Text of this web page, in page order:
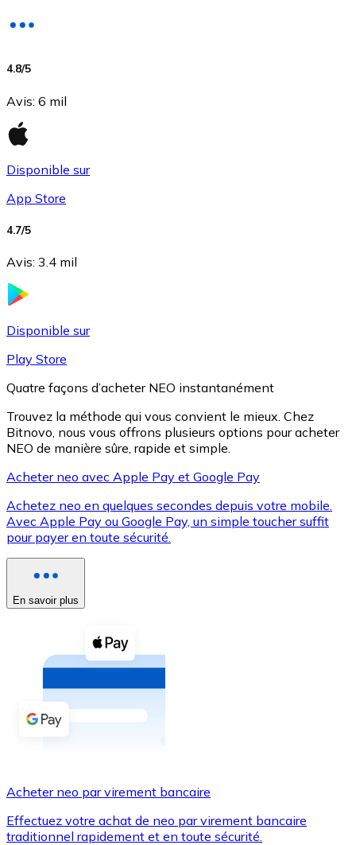
XRP
XRP
Voir toutes
Achetez des cryptomonnaies en espèces et d'autres
Acheter avec espèces
Virement SEPA
Carte de crédit / débit
Utilisez les cartes Visa et Mastercard pour acheter
4.8/5
Avis: 6 mil
Disponible sur
App Store
4.7/5
Avis: 3.4 mil
Disponible sur
Play Store
Quatre façons d’acheter NEO instantanément
Trouvez la méthode qui vous convient le mieux. Chez
Bitnovo, nous vous offrons plusieurs options pour acheter
NEO de manière sûre, rapide et simple.
Acheter neo avec Apple Pay et Google Pay
Achetez neo en quelques secondes depuis votre mobile.
Avec Apple Pay ou Google Pay, un simple toucher suffit
pour payer en toute sécurité.
En savoir plus
Acheter neo par virement bancaire
Effectuez votre achat de neo par virement bancaire
traditionnel rapidement et en toute sécurité.